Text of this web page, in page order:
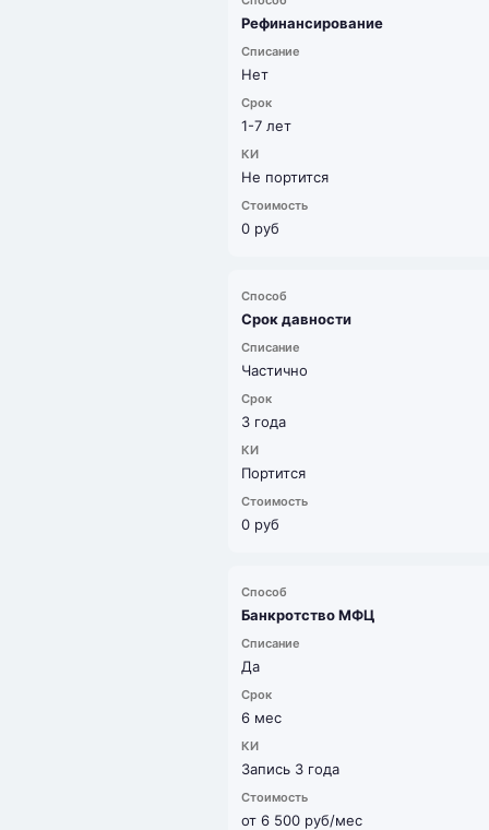
Рефинансирование
Нет
1-7 лет
Не портится
0 руб
Срок давности
Частично
3 года
Портится
0 руб
Банкротство МФЦ
Да
6 мес
Запись 3 года
от 6 500 руб/мес